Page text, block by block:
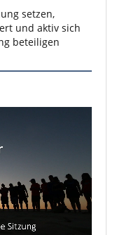
setzen,
und aktiv sich
beteiligen